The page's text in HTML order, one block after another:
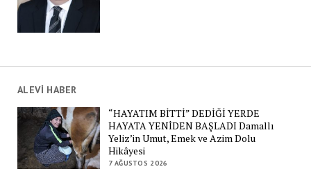
ALEVİ HABER
“HAYATIM BİTTİ” DEDİĞİ YERDE
HAYATA YENİDEN BAŞLADI Damallı
Yeliz’in Umut, Emek ve Azim Dolu
Hikâyesi
7 AĞUSTOS 2026